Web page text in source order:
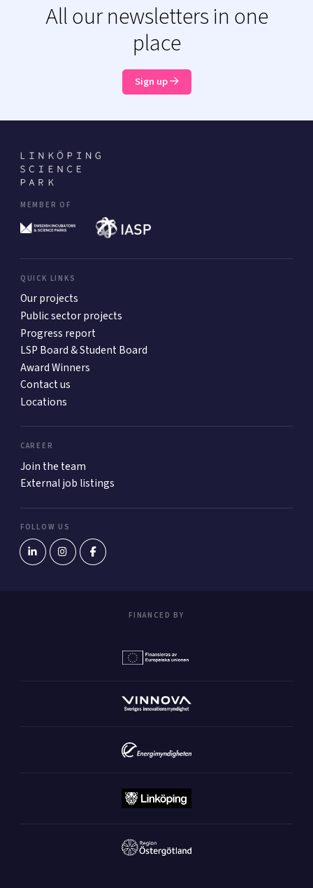
All our newsletters in one
place
Sign up
MEMBER OF
QUICK LINKS
Our projects
Public sector projects
Progress report
LSP Board & Student Board
Award Winners
Contact us
Locations
CAREER
Join the team
External job listings
FOLLOW US
FINANCED BY